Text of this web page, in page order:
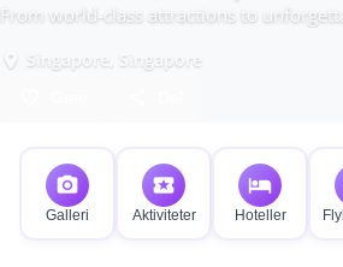
From world-class attractions to
place Singapore, Singapore
photo_camera
Galleri
local_activity
Aktiviteter
hotel
Hoteller